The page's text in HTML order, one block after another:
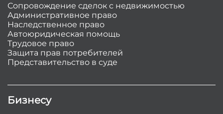
Сопровождение сделок с недвижимостью
Административное право
Наследственное право
Автоюридическая помощь
Трудовое право
Защита прав потребителей
Представительство в суде
Бизнесу